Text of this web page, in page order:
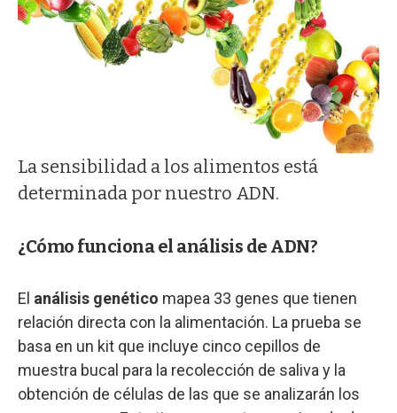
La sensibilidad a los alimentos está
determinada por nuestro ADN.
¿Cómo funciona el análisis de ADN?
El análisis genético mapea 33 genes que tienen
relación directa con la alimentación. La prueba se
basa en un kit que incluye cinco cepillos de
muestra bucal para la recolección de saliva y la
obtención de células de las que se analizarán los